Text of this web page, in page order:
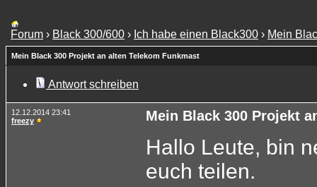
Forum › Black 300/600 › Ich habe einen Black300 › Mein
Mein Black 300 Projekt an alten Telekom Funkmast
Antwort schreiben
12.12.2014 23:41
freezy
Mein Black 300 Projekt
Hallo Leute, bin
euch teilen.